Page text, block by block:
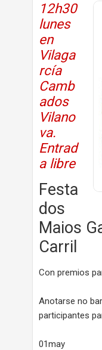
12h30
lunes
en
Vilaga
rcía
Camb
ados
Vilano
va.
Entrad
a libre
Festa
dos
Maios
Carril
Con premios
Anotarse no
participantes
01may